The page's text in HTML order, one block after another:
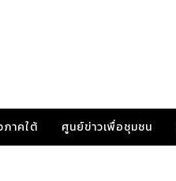
ภาคใต้ ศูนย์ข่าวเพื่อชุมชน